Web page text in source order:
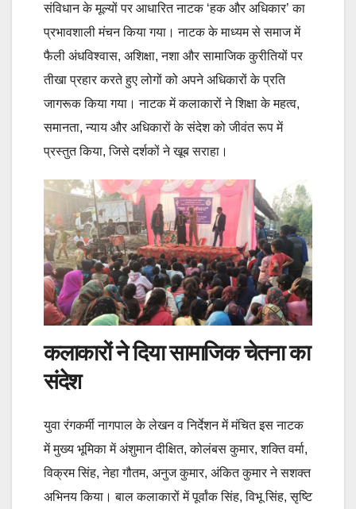
संविधान के मूल्यों पर आधारित नाटक ‘हक और अधिकार’ का
प्रभावशाली मंचन किया गया। नाटक के माध्यम से समाज में
फैली अंधविश्वास, अशिक्षा, नशा और सामाजिक कुरीतियों पर
तीखा प्रहार करते हुए लोगों को अपने अधिकारों के प्रति
जागरूक किया गया। नाटक में कलाकारों ने शिक्षा के महत्व,
समानता, न्याय और अधिकारों के संदेश को जीवंत रूप में
प्रस्तुत किया, जिसे दर्शकों ने खूब सराहा।
कलाकारों ने दिया सामाजिक चेतना का
संदेश
युवा रंगकर्मी नागपाल के लेखन व निर्देशन में मंचित इस नाटक
में मुख्य भूमिका में अंशुमान दीक्षित, कोलंबस कुमार, शक्ति वर्मा,
विक्रम सिंह, नेहा गौतम, अनुज कुमार, अंकित कुमार ने सशक्त
अभिनय किया। बाल कलाकारों में पूर्वांक सिंह, विभू सिंह, सृष्टि